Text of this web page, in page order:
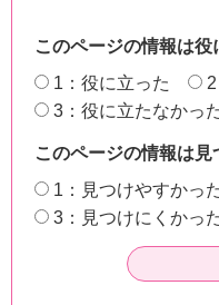
このページの情報は役
1：役に立った
3：役に立たなかっ
このページの情報は見
1：見つけやすかっ
3：見つけにくかっ